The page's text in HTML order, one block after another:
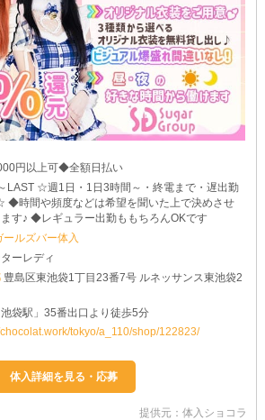
円以上可◆全額日払い
LAST ☆週1日・1日3時間～・終電まで・遅出勤
◆時間や頻度などは希望を聞いた上で決めさせ
す♪ ◆レギュラー出勤ももちろんOKです
ールズバー体入
ーレディ
豊島区東池袋1丁目23番7号 ルネッサンス東池袋2
袋駅」35番出口より徒歩5分
chocolat.work/tokyo/a_110/shop/122823/
提供元：体入ショコラ